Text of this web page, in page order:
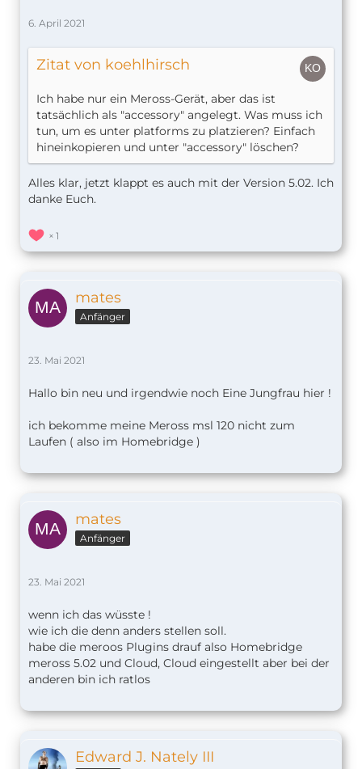
6. April 2021
Zitat von koehlhirsch
Ich habe nur ein Meross-Gerät, aber das ist
tatsächlich als "accessory" angelegt. Was muss ich
tun, um es unter platforms zu platzieren? Einfach
hineinkopieren und unter "accessory" löschen?
Alles klar, jetzt klappt es auch mit der Version 5.02. Ich
danke Euch.
1
mates
Anfänger
23. Mai 2021
Hallo bin neu und irgendwie noch Eine Jungfrau hier !
ich bekomme meine Meross msl 120 nicht zum
Laufen ( also im Homebridge )
mates
Anfänger
23. Mai 2021
wenn ich das wüsste !
wie ich die denn anders stellen soll.
habe die meroos Plugins drauf also Homebridge
meross 5.02 und Cloud, Cloud eingestellt aber bei der
anderen bin ich ratlos
Edward J. Nately III